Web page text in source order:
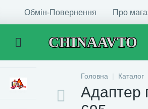
Обмін-Повернення Про
CHINAAVTO
Головна Каталог
Адаптер